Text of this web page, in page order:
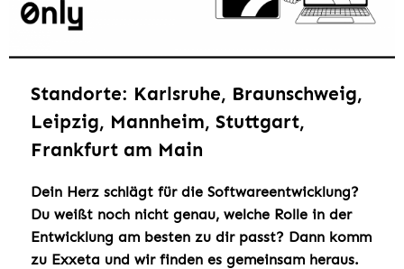
Standorte: Karlsruhe, Braunschweig,
Leipzig, Mannheim, Stuttgart,
Frankfurt am Main
Dein Herz schlägt für die Softwareentwicklung?
Du weißt noch nicht genau, welche Rolle in der
Entwicklung am besten zu dir passt? Dann komm
zu Exxeta und wir finden es gemeinsam heraus.